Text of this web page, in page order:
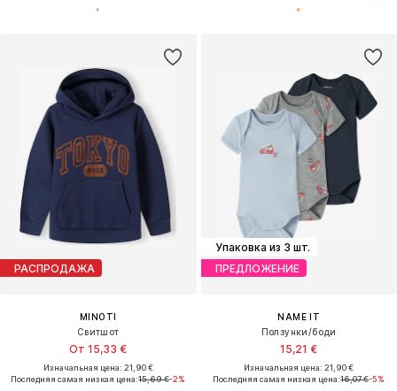
РАСПРОДАЖА
MINOTI
Свитшот
От 15,33 €
Изначальная цена: 21,90 €
Последняя самая низкая цена:15,69 €-2%
Упаковка из 3 шт.
ПРЕДЛОЖЕНИЕ
NAME IT
Ползунки/боди
15,21 €
Изначальная цена: 21,90 €
Последняя самая низкая цена:16,07 €-5%